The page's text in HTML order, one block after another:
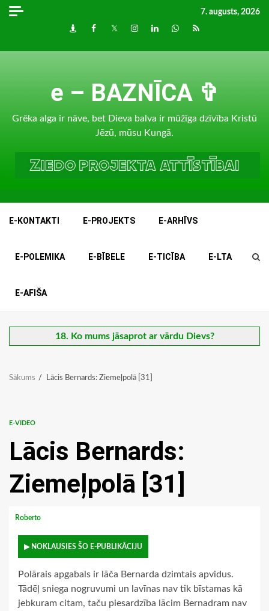
Skip
7. augusts, 2026
DraugiemFacebook
TwitterInstagram
LinkedInwhatsapp
RSS
e – BAZNĪCA ✞
Grēka alga ir nāve, bet Dieva balva ir mūžīga dzīvība Kristū
Jēzū, mūsu Kungā.
E-KONTAKTI E-PROJEKTS E-ARHĪVS
E-POLEMIKA E-BĪBELE E-TICĪBA E-LTA
E-AFIŠA
18. Ko mums jāsaprot ar vārdu Dievs?
Sākums Lācis Bernards: Ziemeļpolā [31]
E-VIDEO
Lācis Bernards:
Ziemeļpolā [31]
Roberto
▶ NOKLAUSIES ŠO E-PUBLIKĀCIJU
Polārais apgabals ir lāča Bernarda dzimtais apvidus.
Tādēļ sniega nogruvumi un lavīnas nav tik bīstamas kā
jebkuram citam, taču piesardzība lācim Bernadram nav